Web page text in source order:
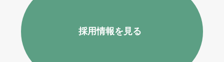
採用情報を見る